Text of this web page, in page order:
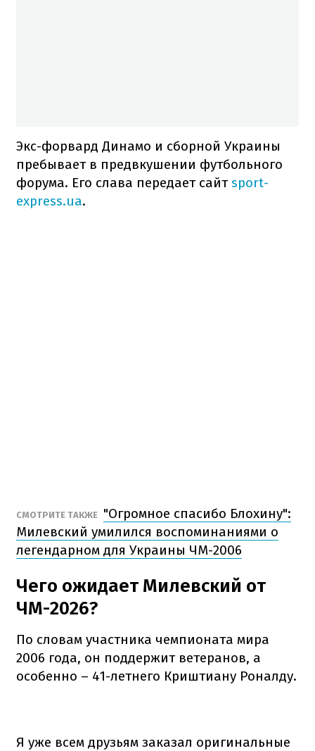
Экс-форвард Динамо и сборной Украины
пребывает в предвкушении футбольного
форума. Его слава передает сайтsport-
express.ua.
СМОТРИТЕ ТАКЖЕ "Огромное спасибо Блохину":
Милевский умилился воспоминаниями о
легендарном для Украины ЧМ-2006
Чего ожидает Милевский от
ЧМ-2026?
По словам участника чемпионата мира
2006 года, он поддержит ветеранов, а
особенно – 41-летнего Криштиану Роналду.
Я уже всем друзьям заказал оригинальные